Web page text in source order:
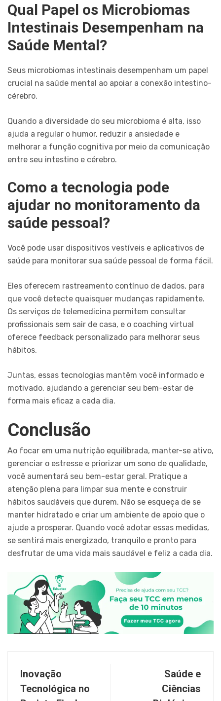
Qual Papel os Microbiomas
Intestinais Desempenham na
Saúde Mental?
Seus microbiomas intestinais desempenham um papel
crucial na saúde mental ao apoiar a conexão intestino-
cérebro.
Quando a diversidade do seu microbioma é alta, isso
ajuda a regular o humor, reduzir a ansiedade e
melhorar a função cognitiva por meio da comunicação
entre seu intestino e cérebro.
Como a tecnologia pode
ajudar no monitoramento da
saúde pessoal?
Você pode usar dispositivos vestíveis e aplicativos de
saúde para monitorar sua saúde pessoal de forma fácil.
Eles oferecem rastreamento contínuo de dados, para
que você detecte quaisquer mudanças rapidamente.
Os serviços de telemedicina permitem consultar
profissionais sem sair de casa, e o coaching virtual
oferece feedback personalizado para melhorar seus
hábitos.
Juntas, essas tecnologias mantêm você informado e
motivado, ajudando a gerenciar seu bem-estar de
forma mais eficaz a cada dia.
Conclusão
Ao focar em uma nutrição equilibrada, manter-se ativo,
gerenciar o estresse e priorizar um sono de qualidade,
você aumentará seu bem-estar geral. Pratique a
atenção plena para limpar sua mente e construir
hábitos saudáveis que durem. Não se esqueça de se
manter hidratado e criar um ambiente de apoio que o
ajude a prosperar. Quando você adotar essas medidas,
se sentirá mais energizado, tranquilo e pronto para
desfrutar de uma vida mais saudável e feliz a cada dia.
Inovação
Tecnológica no
Saúde e
Ciências